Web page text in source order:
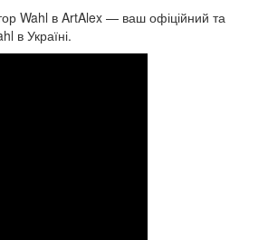
Wahl в ArtAlex — ваш офіційний та
в Україні.